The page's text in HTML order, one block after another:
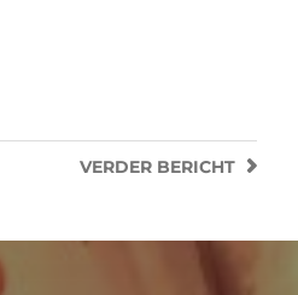
VERDER BERICHT